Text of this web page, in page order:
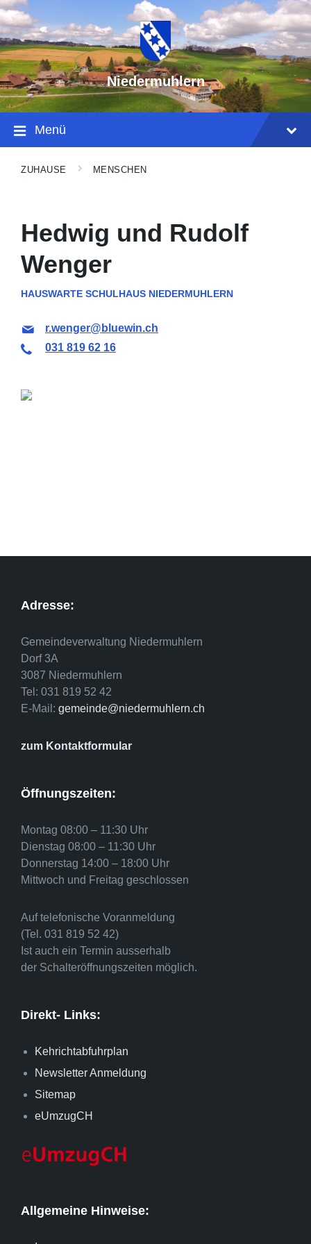
Niedermuhlern
Menü
ZUHAUSE MENSCHEN
Hedwig und Rudolf
Wenger
HAUSWARTE SCHULHAUS NIEDERMUHLERN
r.wenger@bluewin.ch
031 819 62 16
Adresse:
Gemeindeverwaltung Niedermuhlern
Dorf 3A
3087 Niedermuhlern
Tel: 031 819 52 42
E-Mail: gemeinde@niedermuhlern.ch
zum Kontaktformular
Öffnungszeiten:
Montag 08:00 – 11:30 Uhr
Dienstag 08:00 – 11:30 Uhr
Donnerstag 14:00 – 18:00 Uhr
Mittwoch und Freitag geschlossen
Auf telefonische Voranmeldung
(Tel. 031 819 52 42)
Ist auch ein Termin ausserhalb
der Schalteröffnungszeiten möglich.
Direkt- Links:
Kehrichtabfuhrplan
Newsletter Anmeldung
Sitemap
eUmzugCH
Allgemeine Hinweise: